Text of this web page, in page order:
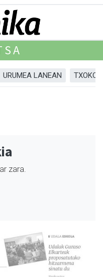
URUMEA LANEAN
zara.